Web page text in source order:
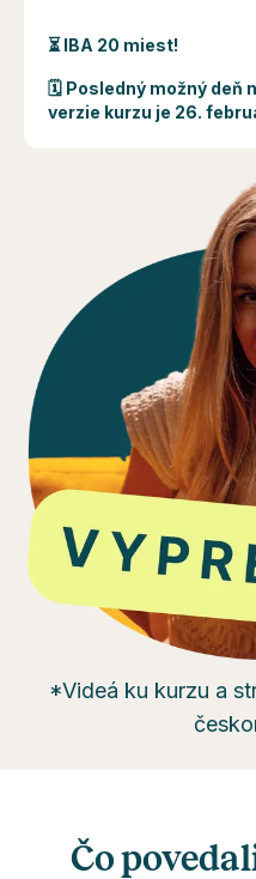
⏳ IBA 20 miest!
🗓️ Posledný možný deň
verzie kurzu je 26.
*Videá ku kurzu a
Čo